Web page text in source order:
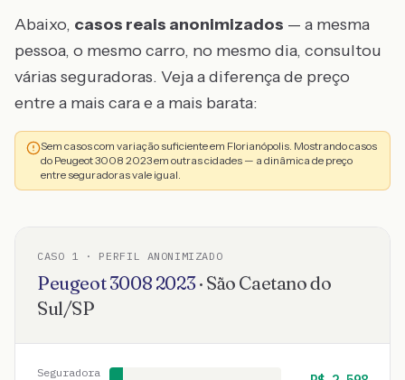
Abaixo, casos reais anonimizados — a mesma
pessoa, o mesmo carro, no mesmo dia, consultou
várias seguradoras. Veja a diferença de preço
entre a mais cara e a mais barata:
Sem casos com variação suficiente em Florianópolis. Mostrando casos
do Peugeot 3008 2023 em outras cidades — a dinâmica de preço
entre seguradoras vale igual.
CASO 1 · PERFIL ANONIMIZADO
Peugeot3008 2023· São Caetano do
Sul/SP
Seguradora